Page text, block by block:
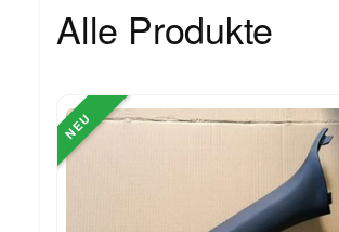
Alle Produkte
NEU